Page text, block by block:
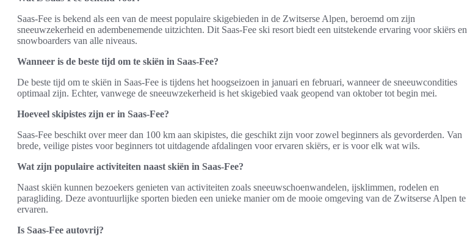
Saas-Fee is bekend als een van de meest populaire skigebieden in de Zwitserse Alpen, beroemd om zijn
sneeuwzekerheid en adembenemende uitzichten. Dit Saas-Fee ski resort biedt een uitstekende ervaring voor skiërs en
snowboarders van alle niveaus.
Wanneer is de beste tijd om te skiën in Saas-Fee?
De beste tijd om te skiën in Saas-Fee is tijdens het hoogseizoen in januari en februari, wanneer de sneeuwcondities
optimaal zijn. Echter, vanwege de sneeuwzekerheid is het skigebied vaak geopend van oktober tot begin mei.
Hoeveel skipistes zijn er in Saas-Fee?
Saas-Fee beschikt over meer dan 100 km aan skipistes, die geschikt zijn voor zowel beginners als gevorderden. Van
brede, veilige pistes voor beginners tot uitdagende afdalingen voor ervaren skiërs, er is voor elk wat wils.
Wat zijn populaire activiteiten naast skiën in Saas-Fee?
Naast skiën kunnen bezoekers genieten van activiteiten zoals sneeuwschoenwandelen, ijsklimmen, rodelen en
paragliding. Deze avontuurlijke sporten bieden een unieke manier om de mooie omgeving van de Zwitserse Alpen te
ervaren.
Is Saas-Fee autovrij?